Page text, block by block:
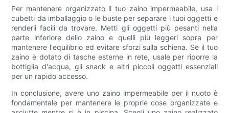
Per mantenere organizzato il tuo zaino impermeabile, usa i
cubetti da imballaggio o le buste per separare i tuoi oggetti e
renderli facili da trovare. Metti gli oggetti più pesanti nella
parte inferiore dello zaino e quelli più leggeri sopra per
mantenere l'equilibrio ed evitare sforzi sulla schiena. Se il tuo
zaino è dotato di tasche esterne in rete, usale per riporre la
bottiglia d'acqua, gli snack e altri piccoli oggetti essenziali
per un rapido accesso.
In conclusione, avere uno zaino impermeabile per il nuoto è
fondamentale per mantenere le proprie cose organizzate e